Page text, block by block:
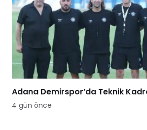
Adana Demirspor’da Teknik
4 gün önce